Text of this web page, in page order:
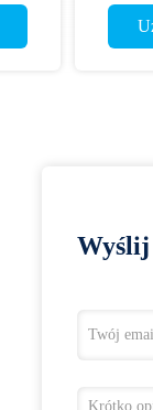
Wyślij